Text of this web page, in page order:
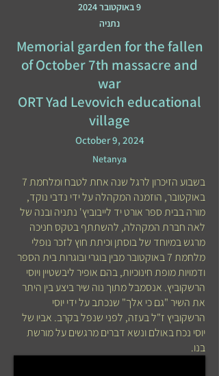
9 באוקטובר 2024
נתניה
Memorial garden for the fallen
of October 7th massacre and
war
ORT Yad Levovich educational
village
October 9, 2024
Netanya
בשבוע הזיכרון לרגל שנה אחת לטבח ומלחמת 7
באוקטובר, הוזמנה המקהלה על ידי נדבי נוקד,
מורה בבית ספר אורט יד לייבוביץ' נתניה ובנה של
לאה חברת המקהלה, להשתתף בטקס חניכה
מרגש במיוחד של בוסתן וכיתת חוץ לזכר נופלי
מלחמת 7 באוקטובר מבין בוגרי ובוגרות בית הספר
ודמויות מופת חינוכיות, בהם אופיר ליבשטיין ויוסי
הרשקוביץ. אנסמבל מתוך נוה שיר ביצע בין היתר
את השיר "גם כי אלך" שנכתב על ידי יוסי
הרשקוביץ ז"ל בעזה, לפני שנפל בקרב. אביו של
יוסי נכח באולם ונשא דברים מרגשים על מורשת
בנו.